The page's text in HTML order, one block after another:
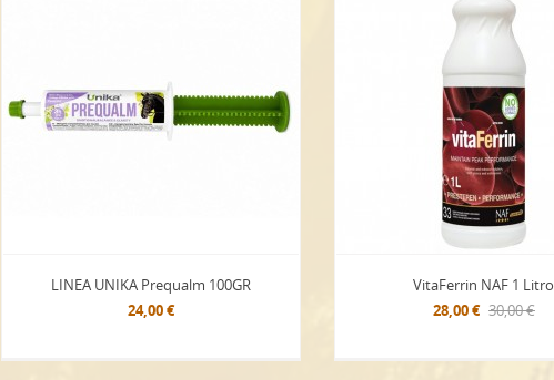
LINEA UNIKA Prequalm 100GR
24,00 €
VitaFerrin NAF 1 Litro
28,00 € 30,00 €